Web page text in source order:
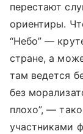
перестают
ориентиры.
“Небо” —
стране, а
там ведется
без
плохо”, —
участниками